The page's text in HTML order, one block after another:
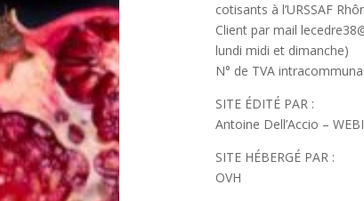
cotisants à l’URSSAF
Client par mail
lundi midi et dimanche)
N° de TVA
SITE ÉDITÉ PAR :
Antoine Dell’Accio –
SITE HÉBERGÉ PAR :
OVH